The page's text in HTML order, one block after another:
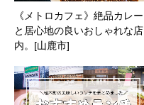
《メトロカフェ》絶品カレー
と居心地の良いおしゃれな店
内。[山鹿市]